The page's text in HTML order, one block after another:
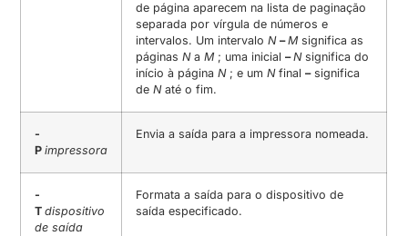
de página aparecem na lista de paginação
separada por vírgula de números e
intervalos. Um intervaloN–M significa as
páginasNaM ; uma inicial–Nsignifica do
início à páginaN; e umNfinal–significa
deNaté o fim.
-
Pimpressora
Envia a saída para a impressora nomeada.
-
Tdispositivo
de saída
Formata a saída para o dispositivo de
saída especificado.